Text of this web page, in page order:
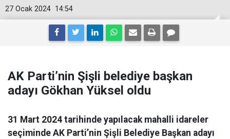
14:54
27 Ocak 2024
AK Parti’nin Şişli belediye başkan
adayı Gökhan Yüksel oldu
31 Mart 2024 tarihinde yapılacak mahalli idareler
seçiminde AK Parti’nin Şişli Belediye Başkan adayı